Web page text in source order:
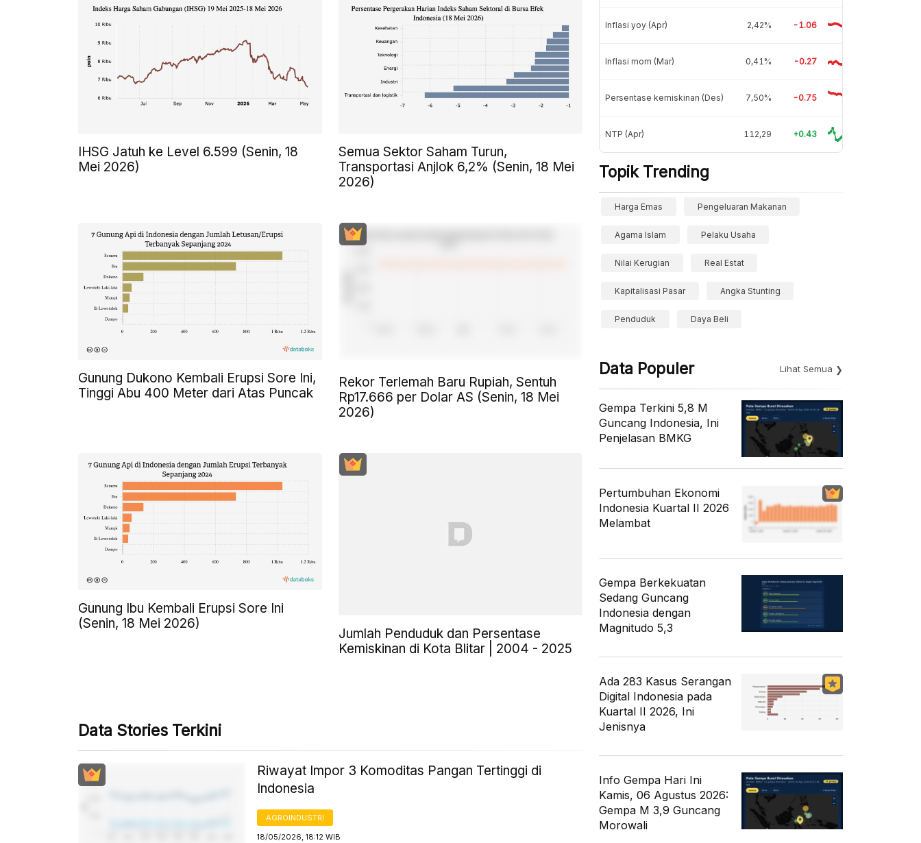
IHSG Jatuh ke Level 6.599 (Senin, 18
Mei 2026)
Semua Sektor Saham Turun,
Transportasi Anjlok 6,2% (Senin, 18 Mei
2026)
Gunung Dukono Kembali Erupsi Sore Ini,
Tinggi Abu 400 Meter dari Atas Puncak
Rekor Terlemah Baru Rupiah, Sentuh
Rp17.666 per Dolar AS (Senin, 18 Mei
2026)
Gunung Ibu Kembali Erupsi Sore Ini
(Senin, 18 Mei 2026)
Jumlah Penduduk dan Persentase
Kemiskinan di Kota Blitar | 2004 - 2025
Data Stories Terkini
Riwayat Impor 3 Komoditas Pangan Tertinggi di
Indonesia
AGROINDUSTRI
18/05/2026, 18:12 WIB
Inflasi yoy (Apr) 2,42% -1.06
Inflasi mom (Mar) 0,41% -0.27
Persentase kemiskinan (Des) 7,50% -0.75
NTP (Apr) 112,29 +0.43
Topik Trending
Harga Emas Pengeluaran Makanan
Agama Islam Pelaku Usaha
Nilai Kerugian Real Estat
Kapitalisasi Pasar Angka Stunting
Penduduk Daya Beli
Data Populer Lihat Semua
Gempa Terkini 5,8 M
Guncang Indonesia, Ini
Penjelasan BMKG
Pertumbuhan Ekonomi
Indonesia Kuartal II 2026
Melambat
Gempa Berkekuatan
Sedang Guncang
Indonesia dengan
Magnitudo 5,3
Ada 283 Kasus Serangan
Digital Indonesia pada
Kuartal II 2026, Ini
Jenisnya
Info Gempa Hari Ini
Kamis, 06 Agustus 2026:
Gempa M 3,9 Guncang
Morowali